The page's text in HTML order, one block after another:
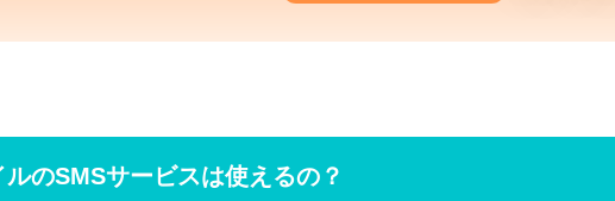
のSMSサービスは使えるの？